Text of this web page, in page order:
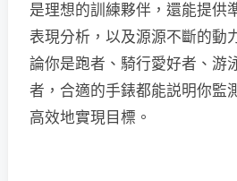
是理想的訓練夥伴，還能提供
表現分析，以及源源不斷的動
論你是跑者、騎行愛好者、游
者，合適的手錶都能説明你監
高效地實現目標。